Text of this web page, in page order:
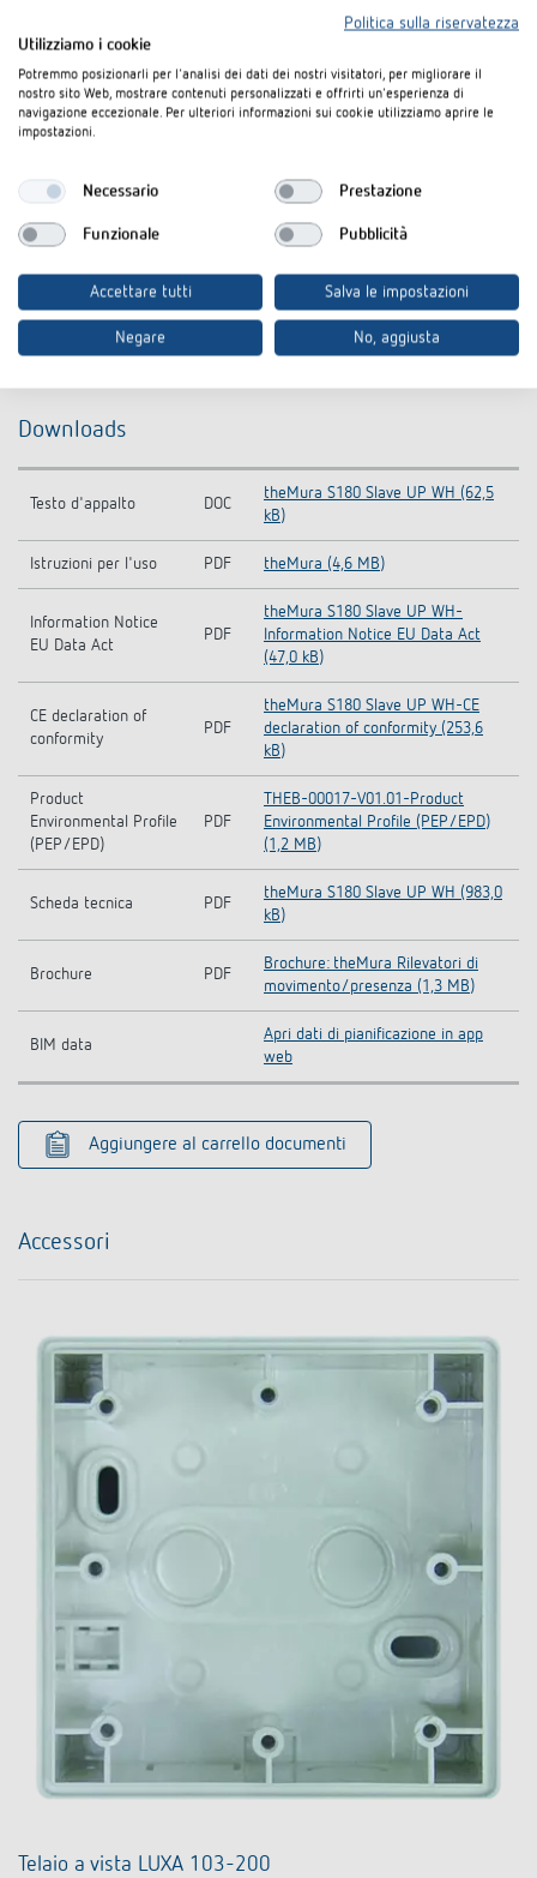
Downloads
Testo d'appalto DOC
theMura S180 Slave UP WH (62,5
kB)
Istruzioni per l'uso PDF theMura (4,6 MB)
Information Notice
EU Data Act
PDF
theMura S180 Slave UP WH-
Information Notice EU Data Act
(47,0 kB)
CE declaration of
conformity
PDF
theMura S180 Slave UP WH-CE
declaration of conformity (253,6
kB)
Product
Environmental Profile
(PEP/EPD)
PDF
THEB-00017-V01.01-Product
Environmental Profile (PEP/EPD)
(1,2 MB)
Scheda tecnica PDF
theMura S180 Slave UP WH (983,0
kB)
Brochure PDF
Brochure: theMura Rilevatori di
movimento/presenza (1,3 MB)
BIM data
Apri dati di pianificazione in app
web
Aggiungere al carrello documenti
Accessori
Telaio a vista LUXA 103-200
Politica sulla riservatezza
Utilizziamo i cookie
Potremmo posizionarli per l'analisi dei dati dei nostri visitatori, per migliorare il
nostro sito Web, mostrare contenuti personalizzati e offrirti un'esperienza di
navigazione eccezionale. Per ulteriori informazioni sui cookie utilizziamo aprire le
impostazioni.
Necessario Prestazione
Funzionale Pubblicità
Accettare tutti Salva le impostazioni
Negare No, aggiusta